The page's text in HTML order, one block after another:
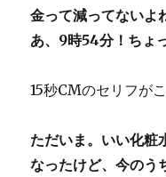
金って減ってないよ
あ、9時54分！ちょ
15秒CMのセリフが
ただいま。いい化粧
なったけど、今のう